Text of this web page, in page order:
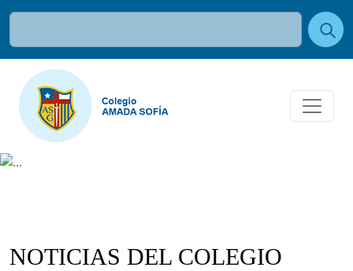
NOTICIAS DEL COLEGIO